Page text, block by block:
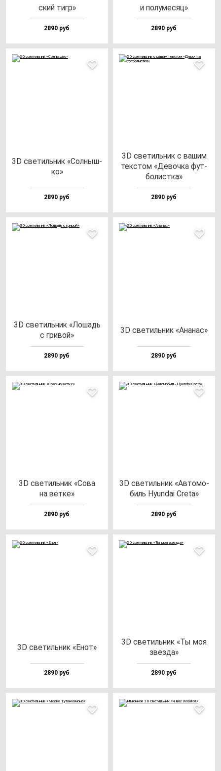
ский тигр»
2890 руб
и по­лу­ме­сяц»
2890 руб
3D све­тиль­ник «Сол­ныш­
ко»
2890 руб
3D све­тиль­ник с ва­шим
тек­стом «Девоч­ка фут­
бо­лис­тка»
2890 руб
3D све­тиль­ник «Лошадь
с гри­вой»
2890 руб
3D све­тиль­ник «Ана­нас»
2890 руб
3D све­тиль­ник «Сова
на вет­ке»
2890 руб
3D све­тиль­ник «Авто­мо­
биль Hyun­dai Cre­ta»
2890 руб
3D све­тиль­ник «Енот»
2890 руб
3D све­тиль­ник «Ты моя
звез­да»
2890 руб